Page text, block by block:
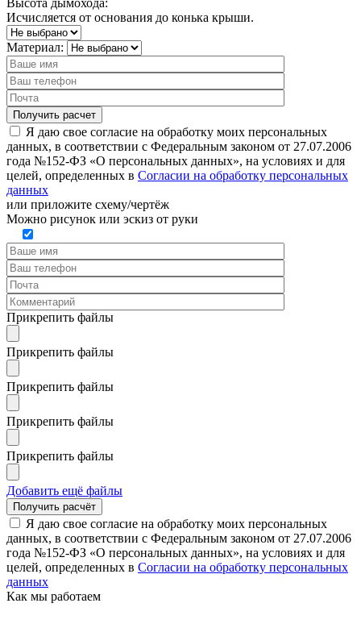
Высота дымохода:
Исчисляется от основания до конька крыши.
Материал:
Я даю свое согласие на обработку моих персональных
данных, в соответствии с Федеральным законом от 27.07.2006
года №152-ФЗ «О персональных данных», на условиях и для
целей, определенных в Согласии на обработку персональных
данных
или приложите схему/чертёж
Можно рисунок или эскиз от руки
Прикрепить файлы
Прикрепить файлы
Прикрепить файлы
Прикрепить файлы
Прикрепить файлы
Добавить ещё файлы
Я даю свое согласие на обработку моих персональных
данных, в соответствии с Федеральным законом от 27.07.2006
года №152-ФЗ «О персональных данных», на условиях и для
целей, определенных в Согласии на обработку персональных
данных
Как мы работаем